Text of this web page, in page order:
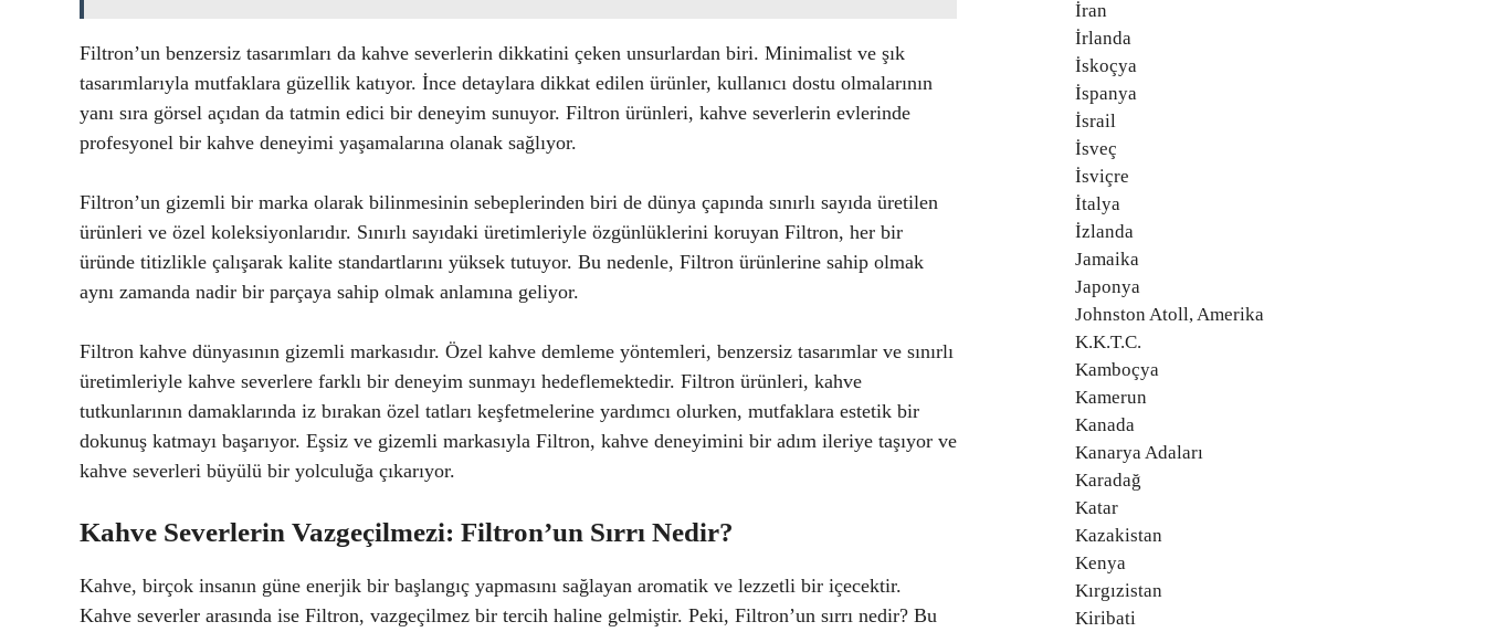
Filtron’un benzersiz tasarımları da kahve severlerin dikkatini çeken unsurlardan biri. Minimalist ve şık
tasarımlarıyla mutfaklara güzellik katıyor. İnce detaylara dikkat edilen ürünler, kullanıcı dostu olmalarının
yanı sıra görsel açıdan da tatmin edici bir deneyim sunuyor. Filtron ürünleri, kahve severlerin evlerinde
profesyonel bir kahve deneyimi yaşamalarına olanak sağlıyor.
Filtron’un gizemli bir marka olarak bilinmesinin sebeplerinden biri de dünya çapında sınırlı sayıda üretilen
ürünleri ve özel koleksiyonlarıdır. Sınırlı sayıdaki üretimleriyle özgünlüklerini koruyan Filtron, her bir
üründe titizlikle çalışarak kalite standartlarını yüksek tutuyor. Bu nedenle, Filtron ürünlerine sahip olmak
aynı zamanda nadir bir parçaya sahip olmak anlamına geliyor.
Filtron kahve dünyasının gizemli markasıdır. Özel kahve demleme yöntemleri, benzersiz tasarımlar ve sınırlı
üretimleriyle kahve severlere farklı bir deneyim sunmayı hedeflemektedir. Filtron ürünleri, kahve
tutkunlarının damaklarında iz bırakan özel tatları keşfetmelerine yardımcı olurken, mutfaklara estetik bir
dokunuş katmayı başarıyor. Eşsiz ve gizemli markasıyla Filtron, kahve deneyimini bir adım ileriye taşıyor ve
kahve severleri büyülü bir yolculuğa çıkarıyor.
Kahve Severlerin Vazgeçilmezi: Filtron’un Sırrı Nedir?
Kahve, birçok insanın güne enerjik bir başlangıç yapmasını sağlayan aromatik ve lezzetli bir içecektir.
Kahve severler arasında ise Filtron, vazgeçilmez bir tercih haline gelmiştir. Peki, Filtron’un sırrı nedir? Bu
İran
İrlanda
İskoçya
İspanya
İsrail
İsveç
İsviçre
İtalya
İzlanda
Jamaika
Japonya
Johnston Atoll, Amerika
K.K.T.C.
Kamboçya
Kamerun
Kanada
Kanarya Adaları
Karadağ
Katar
Kazakistan
Kenya
Kırgızistan
Kiribati